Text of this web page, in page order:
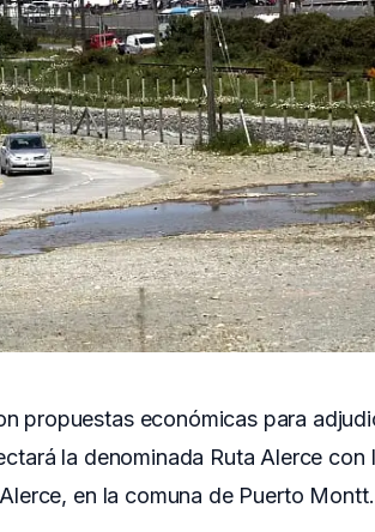
propuestas económicas para
la denominada Ruta Alerce con
en la comuna de Puerto Montt.